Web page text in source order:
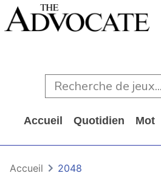
Accueil Quotidien Mot
Accueil 2048